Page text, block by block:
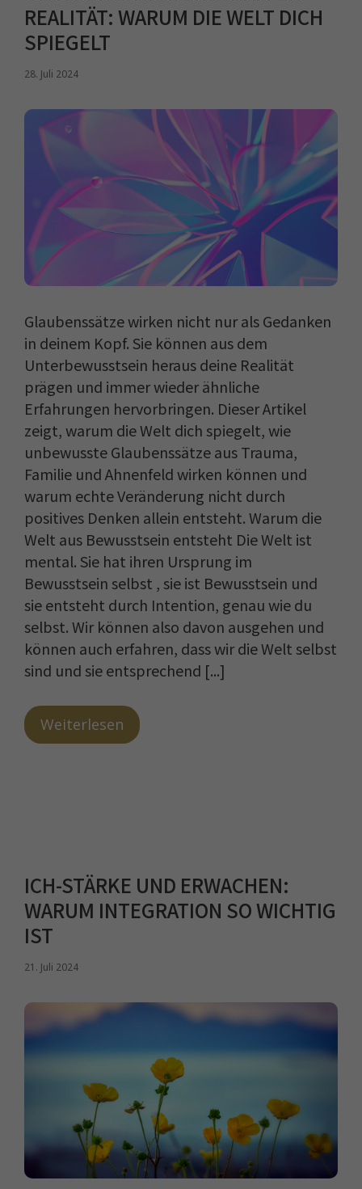
REALITÄT: WARUM DIE WELT DICH
SPIEGELT
28. Juli 2024
Glaubenssätze wirken nicht nur als Gedanken
in deinem Kopf. Sie können aus dem
Unterbewusstsein heraus deine Realität
prägen und immer wieder ähnliche
Erfahrungen hervorbringen. Dieser Artikel
zeigt, warum die Welt dich spiegelt, wie
unbewusste Glaubenssätze aus Trauma,
Familie und Ahnenfeld wirken können und
warum echte Veränderung nicht durch
positives Denken allein entsteht. Warum die
Welt aus Bewusstsein entsteht Die Welt ist
mental. Sie hat ihren Ursprung im
Bewusstsein selbst , sie ist Bewusstsein und
sie entsteht durch Intention, genau wie du
selbst. Wir können also davon ausgehen und
können auch erfahren, dass wir die Welt selbst
sind und sie entsprechend [...]
Weiterlesen
ICH-STÄRKE UND ERWACHEN:
WARUM INTEGRATION SO WICHTIG
IST
21. Juli 2024